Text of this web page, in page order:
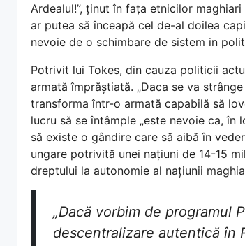
Ardealul!”, ținut în fața etnicilor
ar putea să înceapă cel de-al doilea
nevoie de o schimbare de sistem in
Potrivit lui Tokes, din cauza politicii
armată împrăștiată. „Daca se va
transforma într-o armată capabilă să
lucru să se întâmple „este nevoie ca,
să existe o gândire care să aibă în
ungare potrivită unei națiuni de 14-15
dreptului la autonomie al națiunii
„Dacă vorbim de programul
descentralizare autentică în